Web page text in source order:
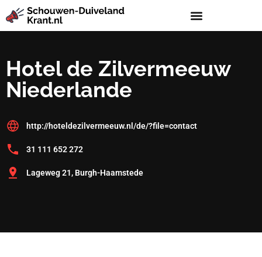
Hotel de Zilvermeeuw
Niederlande
http://hoteldezilvermeeuw.nl/de/?file=contact
31 111 652 272
Lageweg 21, Burgh-Haamstede